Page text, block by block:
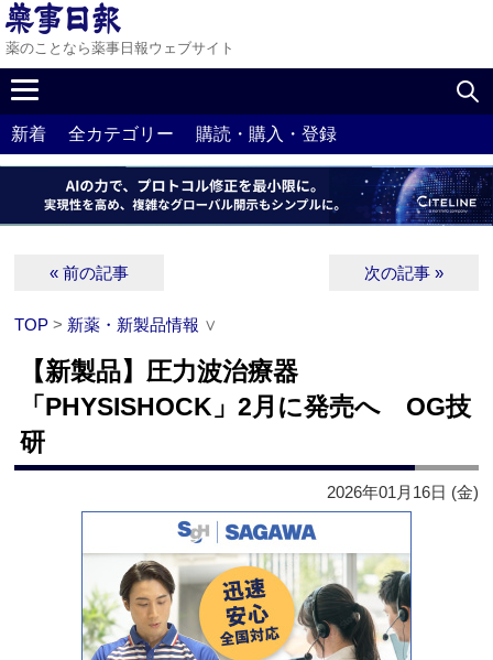
薬のことなら薬事日報ウェブサイト
新着 全カテゴリー 購読・購入・登録
« 前の記事 次の記事 »
TOP > 新薬・新製品情報 ∨
【新製品】圧力波治療器
「PHYSISHOCK」2月に発売へ OG技
研
2026年01月16日 (金)